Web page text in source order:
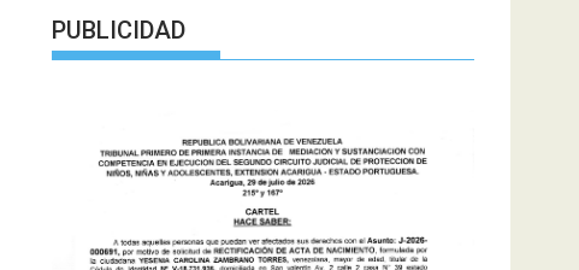
PUBLICIDAD